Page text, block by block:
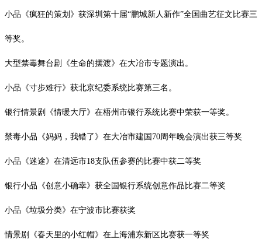
小品《疯狂的策划》获深圳第十届“鹏城新人新作”全国曲艺征文比赛三
等奖。
大型禁毒舞台剧《生命的摆渡》在大冶市专题演出。
小品《寸步难行》获北京纪委系统比赛第三名。
银行情景剧《情暖大厅》在梧州市银行系统比赛中荣获一等奖。
禁毒小品《妈妈，我错了》在大冶市建国 70周年晚会演出获三等奖
小品《迷途》在清远市18支队伍参赛的比赛中获二等奖
银行小品《创意小确幸》获全国银行系统创意作品比赛二等奖
小品《垃圾分类》在宁波市比赛获奖
情景剧《春天里的小红帽》在上海浦东新区比赛获一等奖